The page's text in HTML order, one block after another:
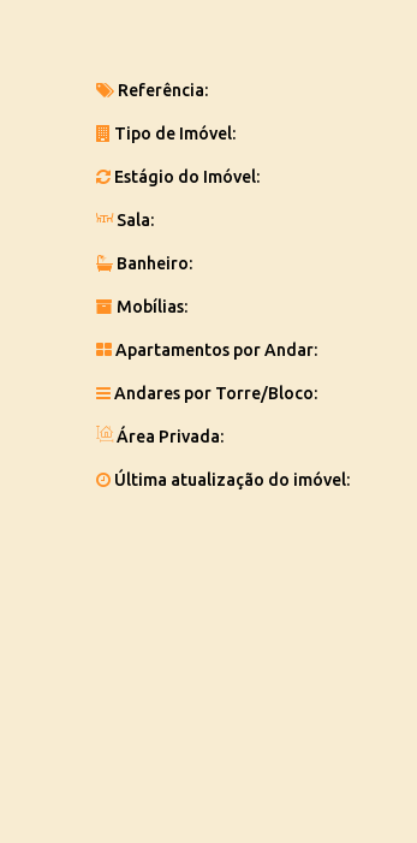
Referência:
Tipo de Imóvel:
Estágio do Imóvel:
Sala:
Banheiro:
Mobílias:
Apartamentos por Andar:
Andares por Torre/Bloco:
Área Privada:
Última atualização do imóvel: